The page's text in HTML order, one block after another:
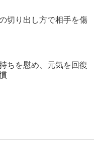
切り出し方で相手を傷
ちを慰め、元気を回復